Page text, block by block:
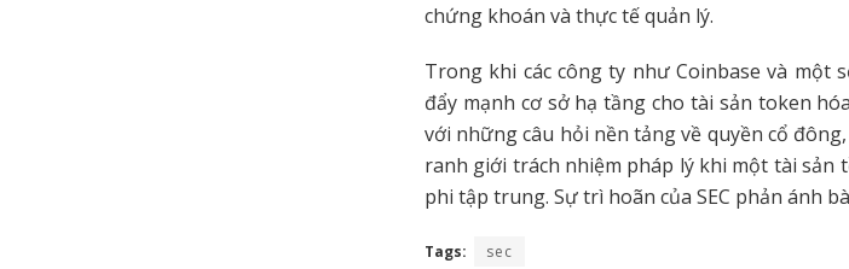
chứng khoán và thực tế quản lý.
Trong khi các công ty như Coinbase và một
đẩy mạnh cơ sở hạ tầng cho tài sản token
với những câu hỏi nền tảng về quyền cổ
ranh giới trách nhiệm pháp lý khi một tài
phi tập trung. Sự trì hoãn của SEC phản ánh
Tags: sec